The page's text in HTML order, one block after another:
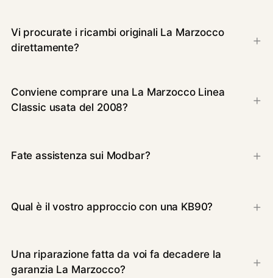
Vi procurate i ricambi originali La Marzocco
direttamente?
Conviene comprare una La Marzocco Linea
Classic usata del 2008?
Fate assistenza sui Modbar?
Qual è il vostro approccio con una KB90?
Una riparazione fatta da voi fa decadere la
garanzia La Marzocco?